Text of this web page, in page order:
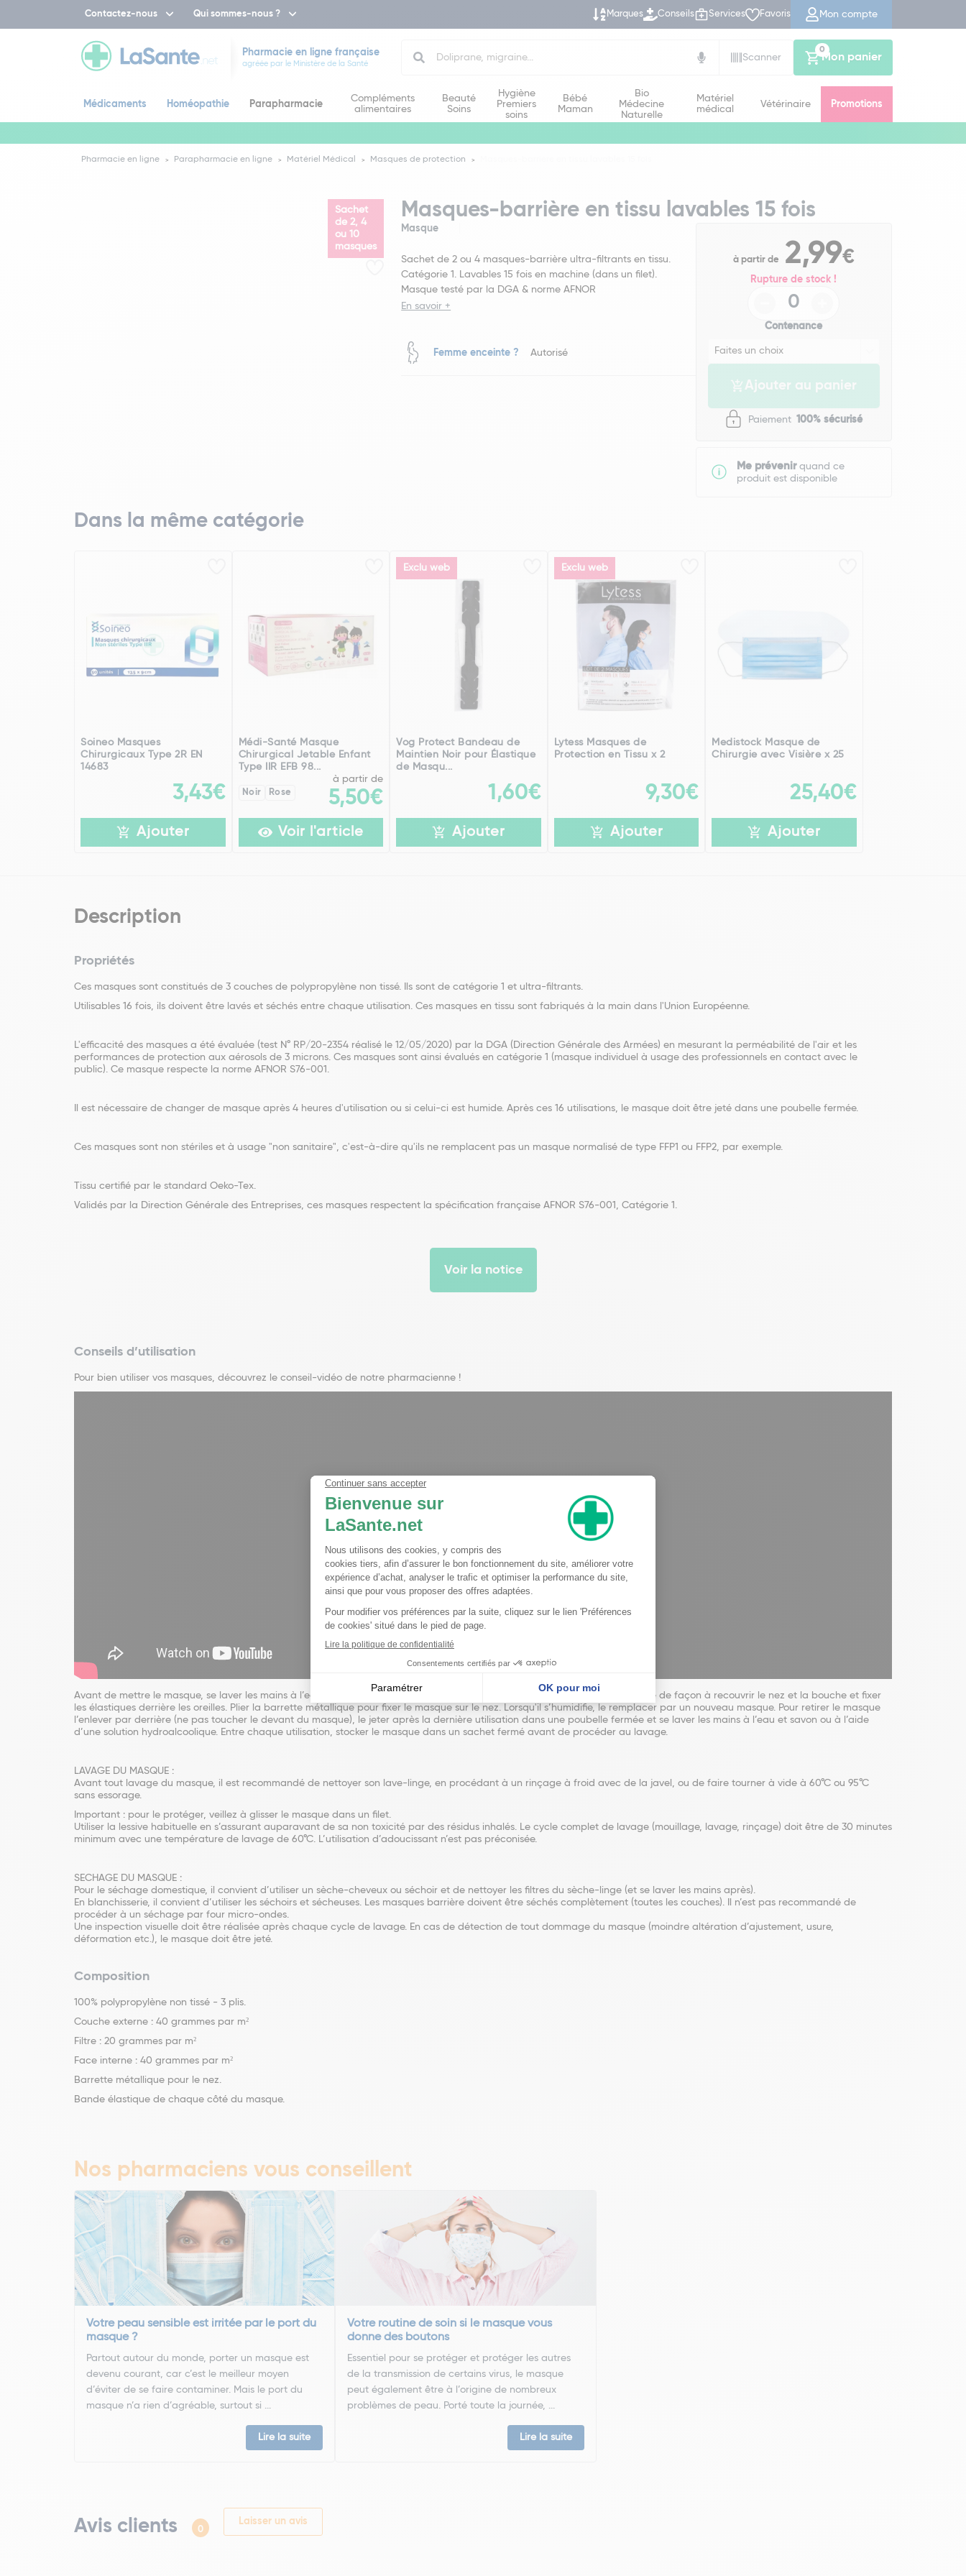
Contactez-nous Qui sommes-nous ? Marques Conseils Services Favoris Mon compte
Pharmacie en ligne française
agréée par le Ministère de la Santé
Scanner
Mon panier
0
Médicaments Homéopathie Parapharmacie
Compléments
alimentaires
Beauté
Soins
Hygiène
Premiers
soins
Bébé
Maman
Bio
Médecine
Naturelle
Matériel
médical
Vétérinaire Promotions
Pharmacie en ligne Parapharmacie en ligne Matériel Médical Masques de protection
Sachet
de 2, 4
ou 10
masques
Masques-barrière en tissu lavables 15 fois
Masque
Sachet de 2 ou 4 masques-barrière ultra-filtrants en tissu.
Catégorie 1. Lavables 15 fois en machine (dans un filet).
Masque testé par la DGA & norme AFNOR
En savoir +
Femme enceinte ? Autorisé
à partir de 2,99€
Rupture de stock !
Contenance
Ajouter au panier
Paiement 100% sécurisé
Me prévenirquand ce
produit est disponible
Dans la même catégorie
Soineo Masques
Chirurgicaux Type 2R EN
14683
3,43€
Ajouter
Médi-Santé Masque
Chirurgical Jetable Enfant
Type IIR EFB 98...
Noir Rose
à partir de
5,50€
Voir l'article
Exclu web
Vog Protect Bandeau de
Maintien Noir pour Élastique
de Masqu...
1,60€
Ajouter
Exclu web
Lytess Masques de
Protection en Tissu x 2
9,30€
Ajouter
Medistock Masque de
Chirurgie avec Visière x 25
25,40€
Ajouter
Description
Propriétés
Ces masques sont constitués de 3 couches de polypropylène non tissé. Ils sont de catégorie 1 et ultra-filtrants.
Utilisables 16 fois, ils doivent être lavés et séchés entre chaque utilisation. Ces masques en tissu sont fabriqués à la main dans l'Union Européenne.
L'efficacité des masques a été évaluée (test N° RP/20-2354 réalisé le 12/05/2020) par la DGA (Direction Générale des Armées) en mesurant la perméabilité de l'air et les
performances de protection aux aérosols de 3 microns. Ces masques sont ainsi évalués en catégorie 1 (masque individuel à usage des professionnels en contact avec le
public). Ce masque respecte la norme AFNOR S76-001.
Il est nécessaire de changer de masque après 4 heures d'utilisation ou si celui-ci est humide. Après ces 16 utilisations, le masque doit être jeté dans une poubelle fermée.
Ces masques sont non stériles et à usage "non sanitaire", c'est-à-dire qu'ils ne remplacent pas un masque normalisé de type FFP1 ou FFP2, par exemple.
Tissu certifié par le standard Oeko-Tex.
Validés par la Direction Générale des Entreprises, ces masques respectent la spécification française AFNOR S76-001, Catégorie 1.
Voir la notice
Conseils d’utilisation
Pour bien utiliser vos masques, découvrez le conseil-vidéo de notre pharmacienne !
Avant de mettre le masque, se laver les mains à l’eau et au savon ou avec une solution hydroalcoolique. Appliquer le masque de façon à recouvrir le nez et la bouche et fixer
les élastiques derrière les oreilles. Plier la barrette métallique pour fixer le masque sur le nez. Lorsqu'il s’humidifie, le remplacer par un nouveau masque. Pour retirer le masque
l’enlever par derrière (ne pas toucher le devant du masque), le jeter après la dernière utilisation dans une poubelle fermée et se laver les mains à l’eau et savon ou à l’aide
d’une solution hydroalcoolique. Entre chaque utilisation, stocker le masque dans un sachet fermé avant de procéder au lavage.
LAVAGE DU MASQUE :
Avant tout lavage du masque, il est recommandé de nettoyer son lave-linge, en procédant à un rinçage à froid avec de la javel, ou de faire tourner à vide à 60°C ou 95°C
sans essorage.
Important : pour le protéger, veillez à glisser le masque dans un filet.
Utiliser la lessive habituelle en s’assurant auparavant de sa non toxicité par des résidus inhalés. Le cycle complet de lavage (mouillage, lavage, rinçage) doit être de 30 minutes
minimum avec une température de lavage de 60°C. L’utilisation d’adoucissant n’est pas préconisée.
SECHAGE DU MASQUE :
Pour le séchage domestique, il convient d’utiliser un sèche-cheveux ou séchoir et de nettoyer les filtres du sèche-linge (et se laver les mains après).
En blanchisserie, il convient d’utiliser les séchoirs et sécheuses. Les masques barrière doivent être séchés complètement (toutes les couches). Il n’est pas recommandé de
procéder à un séchage par four micro-ondes.
Une inspection visuelle doit être réalisée après chaque cycle de lavage. En cas de détection de tout dommage du masque (moindre altération d’ajustement, usure,
déformation etc.), le masque doit être jeté.
Composition
100% polypropylène non tissé - 3 plis.
Couche externe : 40 grammes par m²
Filtre : 20 grammes par m²
Face interne : 40 grammes par m²
Barrette métallique pour le nez.
Bande élastique de chaque côté du masque.
Nos pharmaciens vous conseillent
Votre peau sensible est irritée par le port du
masque ?
Partout autour du monde, porter un masque est
devenu courant, car c’est le meilleur moyen
d’éviter de se faire contaminer. Mais le port du
masque n’a rien d’agréable, surtout si ...
Lire la suite
Votre routine de soin si le masque vous
donne des boutons
Essentiel pour se protéger et protéger les autres
de la transmission de certains virus, le masque
peut également être à l’origine de nombreux
problèmes de peau. Porté toute la journée, ...
Lire la suite
Avis clients 0
Laisser un avis